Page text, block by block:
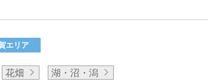
エリア
花畑 湖・沼・潟